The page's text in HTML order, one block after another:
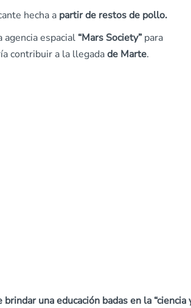
hecha a partir de restos de pollo.
espacial “Mars Society” para
contribuir a la llegadade Marte.
una educación badas en la “ciencia